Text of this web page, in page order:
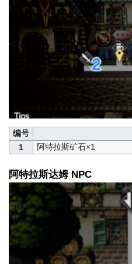
编号
1
阿特拉斯矿石×1
阿特拉斯达姆 NPC